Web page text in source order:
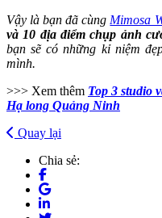
Vậy là bạn đã cùng Mimosa
và 10 địa điểm chụp ảnh
bạn sẽ có những kỉ niệm
mình.
>>> Xem thêm Top 3 studio
Hạ long Quảng Ninh
Quay lại
Chia sẻ: